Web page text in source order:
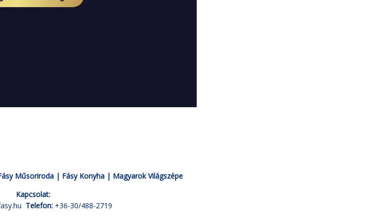
Műsoriroda | Fásy Konyha | Magyarok Világszépe
Kapcsolat:
Telefon: +36-30/488-2719